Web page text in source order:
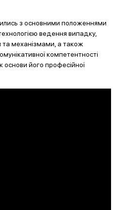
з основними положеннями
ведення випадку,
механізмами, а також
компетентності
основи його професійної